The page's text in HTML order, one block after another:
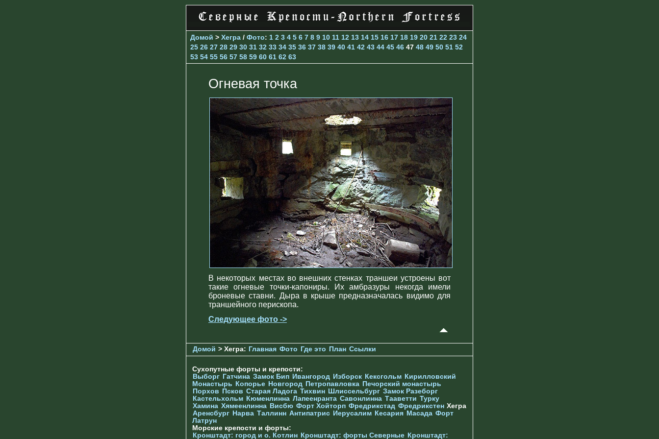
Домой > Хегра / Фото: 1 2 3 4 5 6 7 8 9 10 11 12 13 14 15 16 17 18 19 20 21 22 23 24
25 26 27 28 29 30 31 32 33 34 35 36 37 38 39 40 41 42 43 44 45 46 47 48 49 50 51 52
53 54 55 56 57 58 59 60 61 62 63
Огневая точка
В некоторых местах во внешних стенках траншеи устроены вот
такие огневые точки-капониры. Их амбразуры некогда имели
броневые ставни. Дыра в крыше предназначалась видимо для
траншейного перископа.
Следующее фото ->
Домой > Хегра: Главная Фото Где это План Ссылки
Сухопутные форты и крепости:
Выборг Гатчина Замок Бип Ивангород Изборск Кексгольм Кирилловский
Монастырь Копорье Новгород Петропавловка Печорcкий монастырь
Порхов Псков Старая Ладога Тихвин Шлиссельбург Замок Разеборг
Кастельхольм Кюменлинна Лапеенранта Савонлинна Тааветти Турку
Хамина Хямеенлинна Висбю Форт Хойторп Фредрикстад Фредрикстен Хегра
Аренсбург Нарва Таллинн Антипатрис Иерусалим Кесария Масада Форт
Латрун
Морские крепости и форты:
Кронштадт: город и о. Котлин Кронштадт: форты Северные Кронштадт: